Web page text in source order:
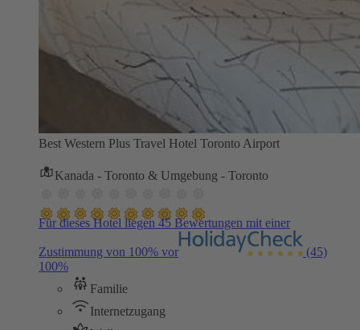
Best Western Plus Travel Hotel Toronto Airport
Kanada - Toronto & Umgebung - Toronto
Für dieses Hotel liegen 45 Bewertungen mit einer
Zustimmung von 100% vor
(45)
100%
Familie
Internetzugang